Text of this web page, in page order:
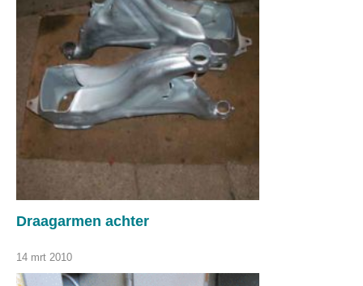
Draagarmen achter
14 mrt 2010